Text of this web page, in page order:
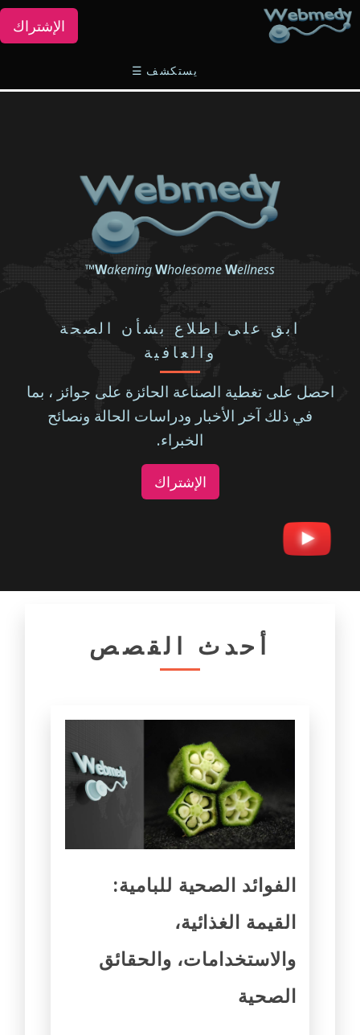
الإشتراك
يستكشف ☰
WakeningWholesomeWellness
™
ابق على اطلاع بشأن الصحة
والعافية
احصل على تغطية الصناعة الحائزة على جوائز ، بما
في ذلك آخر الأخبار ودراسات الحالة ونصائح
الخبراء.
الإشتراك
أحدث القصص
الفوائد الصحية للبامية:
القيمة الغذائية،
والاستخدامات، والحقائق
الصحية